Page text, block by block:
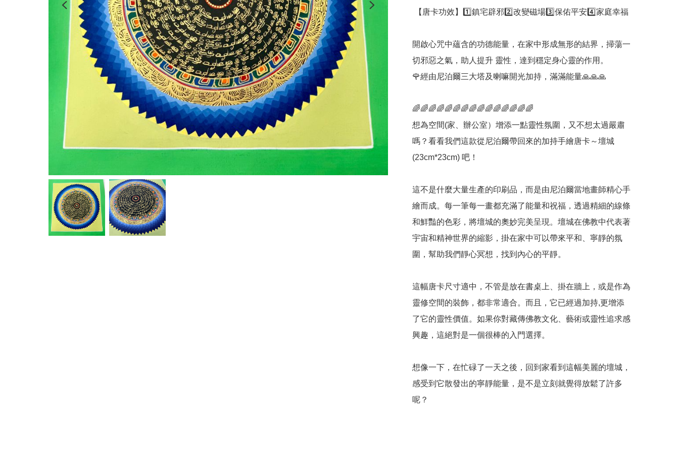
開啟心咒中蘊含的功德能量，在家中形成無形的結界，掃蕩一
切邪惡之氣，助人提升 靈性，達到穩定身心靈的作用。
🌹經由尼泊爾三大塔及喇嘛開光加持，滿滿能量🙏🙏🙏
🌈🌈🌈🌈🌈🌈🌈🌈🌈🌈🌈🌈🌈🌈🌈
想為空間(家、辦公室）增添一點靈性氛圍，又不想太過嚴肅
嗎？看看我們這款從尼泊爾帶回來的加持手繪唐卡～壇城
(23cm*23cm) 吧！
這不是什麼大量生產的印刷品，而是由尼泊爾當地畫師精心手
繪而成。每一筆每一畫都充滿了能量和祝福，透過精細的線條
和鮮豔的色彩，將壇城的奧妙完美呈現。壇城在佛教中代表著
宇宙和精神世界的縮影，掛在家中可以帶來平和、寧靜的氛
圍，幫助我們靜心冥想，找到內心的平靜。
這幅唐卡尺寸適中，不管是放在書桌上、掛在牆上，或是作為
靈修空間的裝飾，都非常適合。而且，它已經過加持,更增添
了它的靈性價值。如果你對藏傳佛教文化、藝術或靈性追求感
興趣，這絕對是一個很棒的入門選擇。
想像一下，在忙碌了一天之後，回到家看到這幅美麗的壇城，
感受到它散發出的寧靜能量，是不是立刻就覺得放鬆了許多
呢？